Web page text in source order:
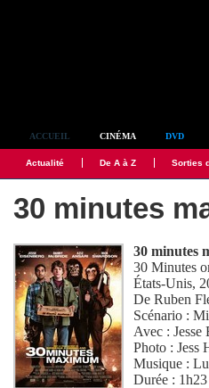
ACCUEIL CINÉMA DVD
Actualité De A à Z Sorties
30 minutes
30 minutes
30 Minutes
États-Unis,
DeRuben
Scénario :
Avec :Jesse
Photo :Jess
Musique :
Durée : 1h23